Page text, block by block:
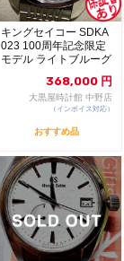
キングセイコー SDKA
023 100周年記念限定
モデル ライトブルーグ
368,000 円
大黒屋時計館 中野店
（インボイス対応）
おすすめ品